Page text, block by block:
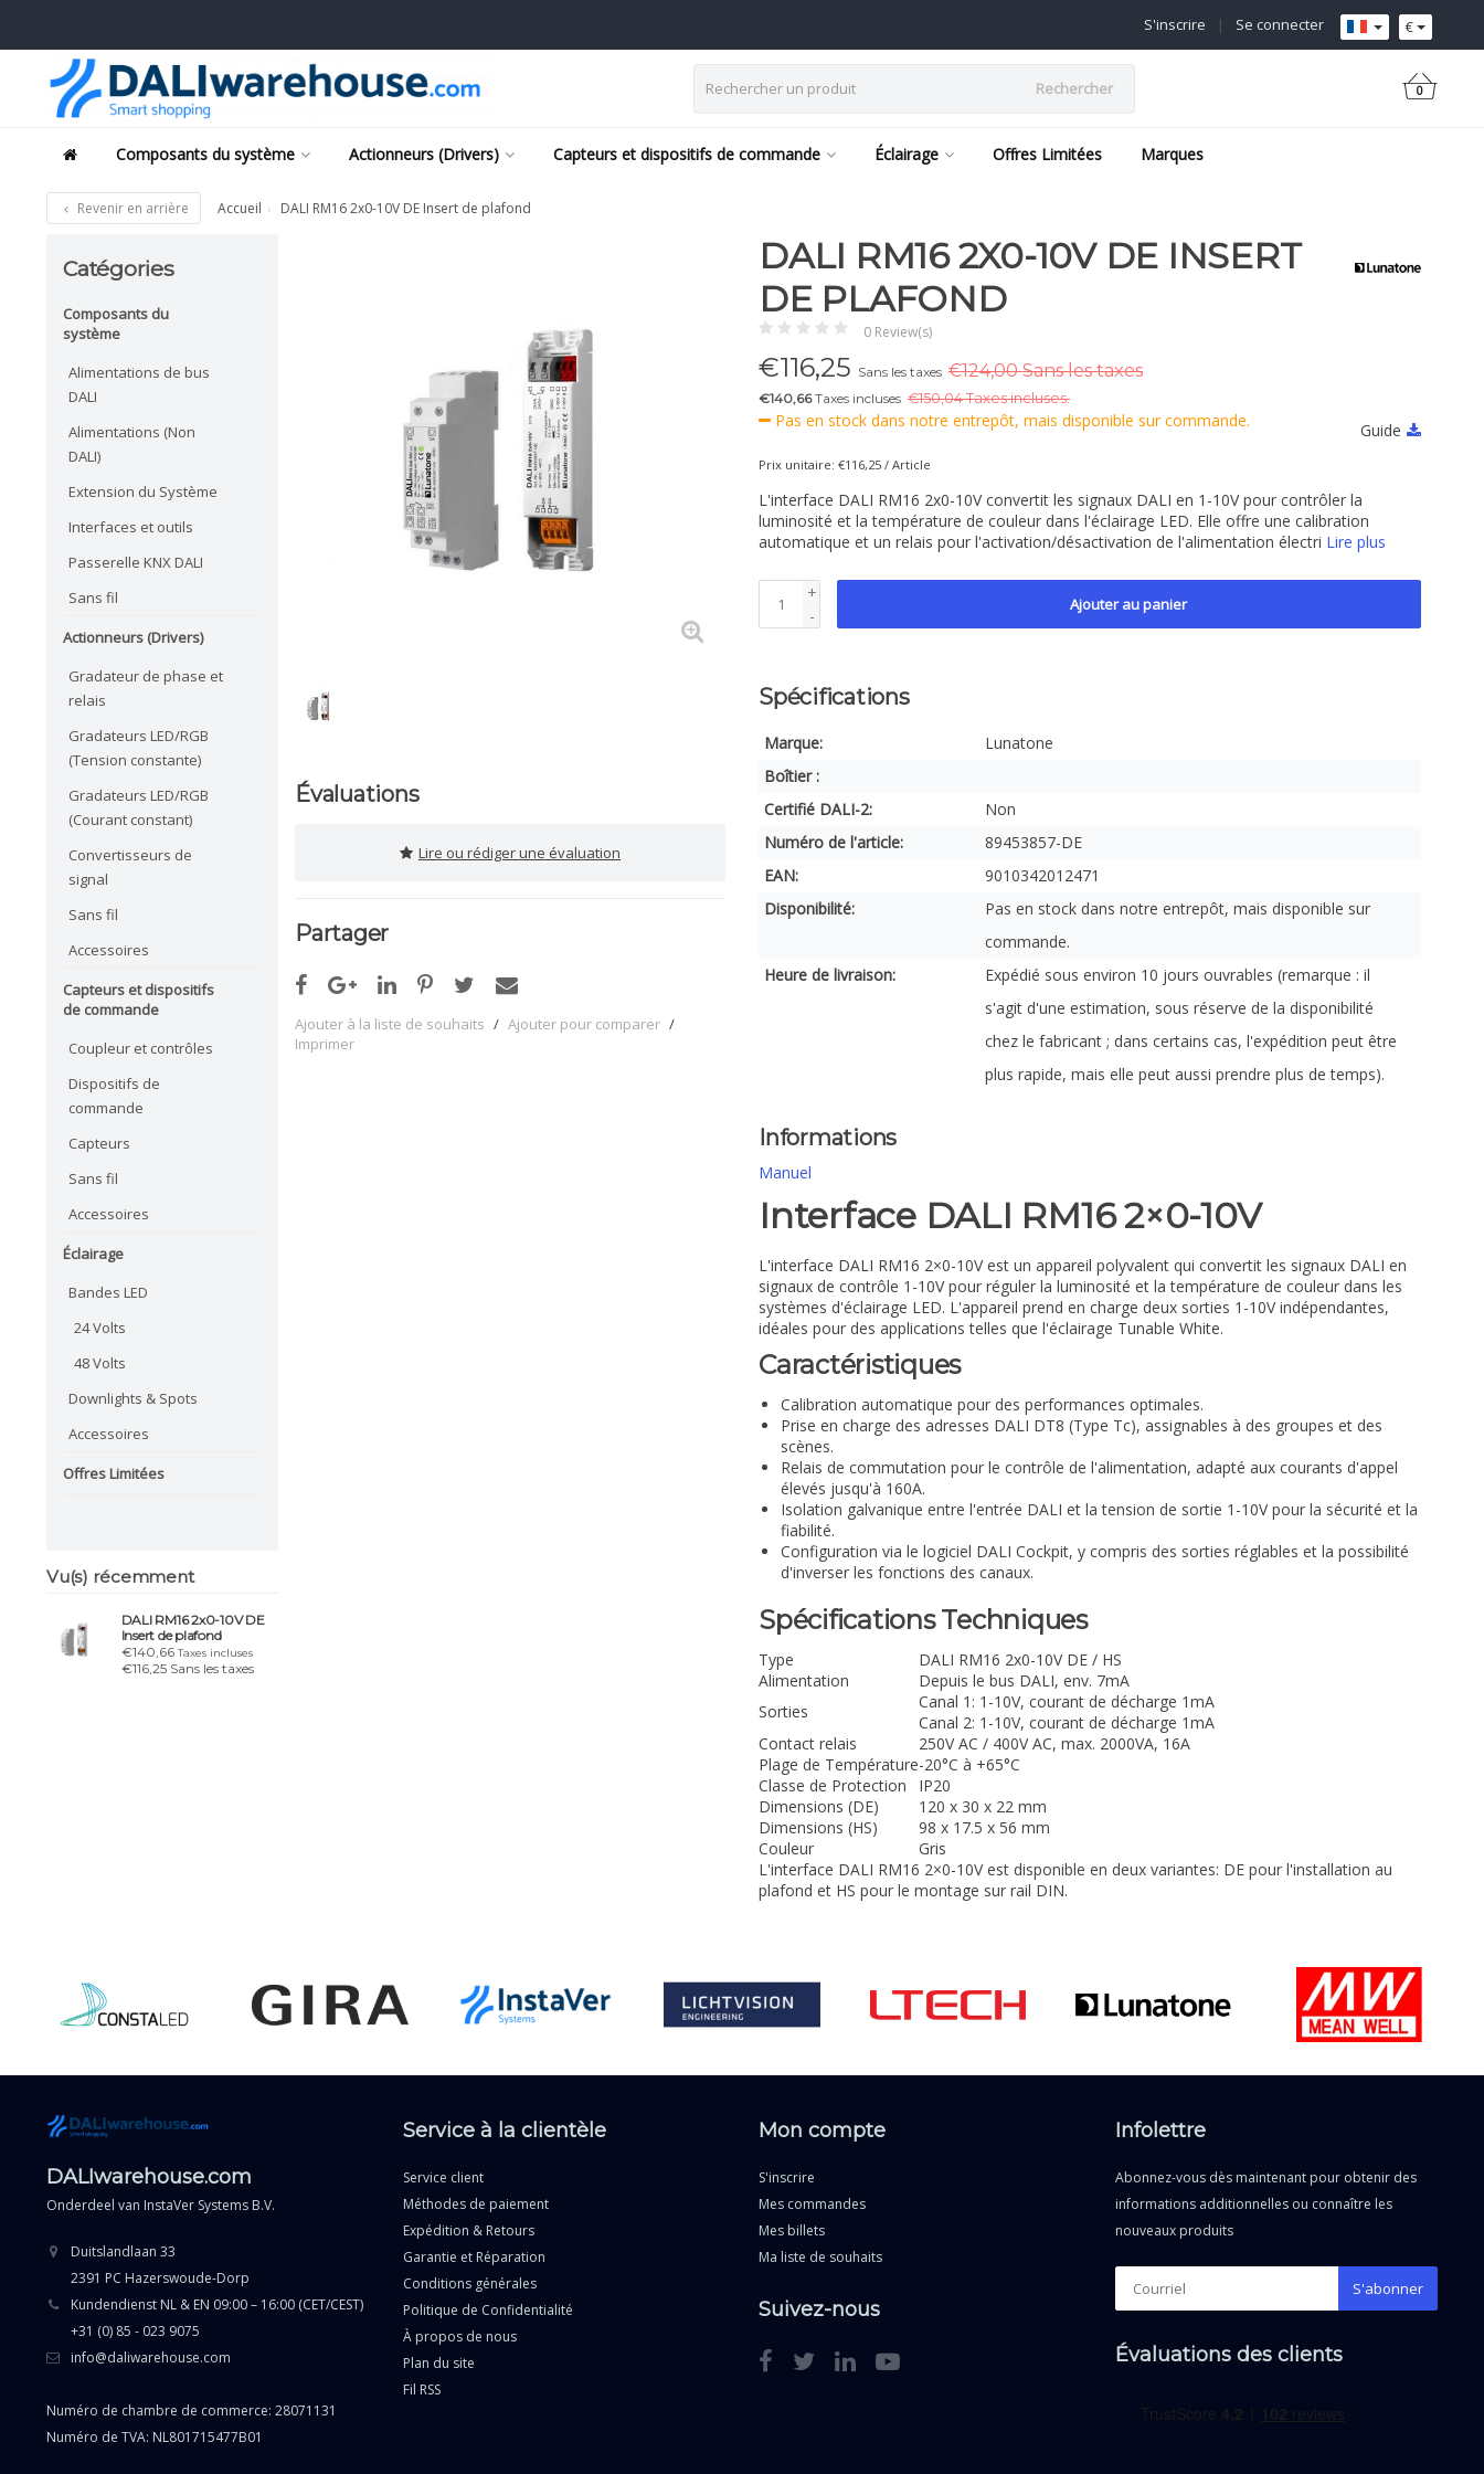
€
Se connecter
|
S'inscrire
Rechercher 0
Composants du système Actionneurs (Drivers) Capteurs et dispositifs de commande Éclairage Offres Limitées Marques
Revenir en arrière Accueil DALI RM16 2x0-10V DE Insert de plafond
Catégories
Composants du
système
Alimentations de bus
DALI
Alimentations (Non
DALI)
Extension du Système
Interfaces et outils
Passerelle KNX DALI
Sans fil
Actionneurs (Drivers)
Gradateur de phase et
relais
Gradateurs LED/RGB
(Tension constante)
Gradateurs LED/RGB
(Courant constant)
Convertisseurs de
signal
Sans fil
Accessoires
Capteurs et dispositifs
de commande
Coupleur et contrôles
Dispositifs de
commande
Capteurs
Sans fil
Accessoires
Éclairage
Bandes LED
24 Volts
48 Volts
Downlights & Spots
Accessoires
Offres Limitées
Vu(s) récemment
DALI RM16 2x0-10V DE
Insert de plafond
€140,66Taxes incluses
€116,25 Sans les taxes
Évaluations
Lire ou rédiger une évaluation
Partager
Ajouter à la liste de souhaits / Ajouter pour comparer /
Imprimer
DALI RM16 2X0-10V DE INSERT
DE PLAFOND
0 Review(s)
€116,25 Sans les taxes €124,00 Sans les taxes
€140,66Taxes incluses €150,04 Taxes incluses.
Pas en stock dans notre entrepôt, mais disponible sur commande. Guide
Prix unitaire: €116,25 / Article
L'interface DALI RM16 2x0-10V convertit les signaux DALI en 1-10V pour contrôler la
luminosité et la température de couleur dans l'éclairage LED. Elle offre une calibration
automatique et un relais pour l'activation/désactivation de l'alimentation électri Lire plus
+
-
Ajouter au panier
Spécifications
Marque:
Lunatone
Boîtier :
Certifié DALI-2:
Non
Numéro de l'article:
89453857-DE
EAN:
9010342012471
Disponibilité:
Pas en stock dans notre entrepôt, mais disponible sur
commande.
Heure de livraison:
Expédié sous environ 10 jours ouvrables (remarque : il
s'agit d'une estimation, sous réserve de la disponibilité
chez le fabricant ; dans certains cas, l'expédition peut être
plus rapide, mais elle peut aussi prendre plus de temps).
Informations
Manuel
Interface DALI RM16 2×0-10V
L'interface DALI RM16 2×0-10V est un appareil polyvalent qui convertit les signaux DALI en
signaux de contrôle 1-10V pour réguler la luminosité et la température de couleur dans les
systèmes d'éclairage LED. L'appareil prend en charge deux sorties 1-10V indépendantes,
idéales pour des applications telles que l'éclairage Tunable White.
Caractéristiques
Calibration automatique pour des performances optimales.
Prise en charge des adresses DALI DT8 (Type Tc), assignables à des groupes et des
scènes.
Relais de commutation pour le contrôle de l'alimentation, adapté aux courants d'appel
élevés jusqu'à 160A.
Isolation galvanique entre l'entrée DALI et la tension de sortie 1-10V pour la sécurité et la
fiabilité.
Configuration via le logiciel DALI Cockpit, y compris des sorties réglables et la possibilité
d'inverser les fonctions des canaux.
Spécifications Techniques
Type
DALI RM16 2x0-10V DE / HS
Alimentation
Depuis le bus DALI, env. 7mA
Sorties
Canal 1: 1-10V, courant de décharge 1mA
Canal 2: 1-10V, courant de décharge 1mA
Contact relais
250V AC / 400V AC, max. 2000VA, 16A
Plage de Température-20°C à +65°C
Classe de Protection
IP20
Dimensions (DE)
120 x 30 x 22 mm
Dimensions (HS)
98 x 17.5 x 56 mm
Couleur
Gris
L'interface DALI RM16 2×0-10V est disponible en deux variantes: DE pour l'installation au
plafond et HS pour le montage sur rail DIN.
DALIwarehouse.com
Onderdeel van InstaVer Systems B.V.
Duitslandlaan 33
2391 PC Hazerswoude-Dorp
Kundendienst NL & EN 09:00 – 16:00 (CET/CEST)
+31 (0) 85 - 023 9075
info@daliwarehouse.com
Numéro de chambre de commerce: 28071131
Numéro de TVA: NL801715477B01
Service à la clientèle
Service client
Méthodes de paiement
Expédition & Retours
Garantie et Réparation
Conditions générales
Politique de Confidentialité
À propos de nous
Plan du site
Fil RSS
Mon compte
S'inscrire
Mes commandes
Mes billets
Ma liste de souhaits
Suivez-nous
Infolettre
Abonnez-vous dès maintenant pour obtenir des
informations additionnelles ou connaître les
nouveaux produits
S'abonner
Évaluations des clients